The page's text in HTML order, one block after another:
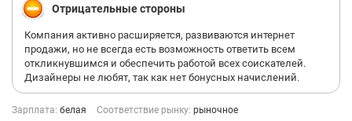
Отрицательные стороны
Компания активно расширяется, развиваются интернет
продажи, но не всегда есть возможность ответить всем
откликнувшимся и обеспечить работой всех соискателей.
Дизайнеры не любят, так как нет бонусных начислений.
Зарплата: белая Соответствие рынку: рыночное